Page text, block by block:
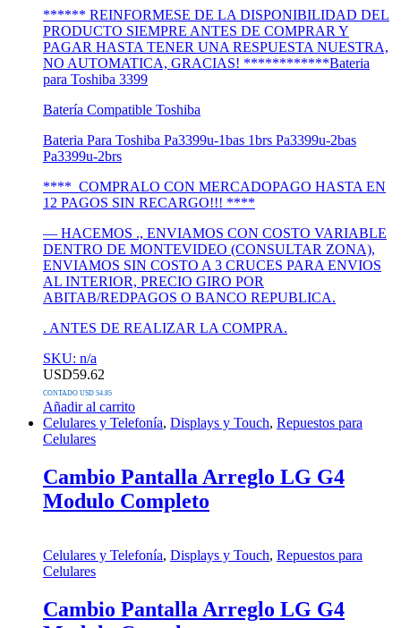
****** REINFORMESE DE LA DISPONIBILIDAD DEL
PRODUCTO SIEMPRE ANTES DE COMPRAR Y
PAGAR HASTA TENER UNA RESPUESTA NUESTRA,
NO AUTOMATICA, GRACIAS! ************Bateria
para Toshiba 3399
Batería Compatible Toshiba
Bateria Para Toshiba Pa3399u-1bas 1brs Pa3399u-2bas
Pa3399u-2brs
**** COMPRALO CON MERCADOPAGO HASTA EN
12 PAGOS SIN RECARGO!!! ****
— HACEMOS ., ENVIAMOS CON COSTO VARIABLE
DENTRO DE MONTEVIDEO (CONSULTAR ZONA),
ENVIAMOS SIN COSTO A 3 CRUCES PARA ENVIOS
AL INTERIOR, PRECIO GIRO POR
ABITAB/REDPAGOS O BANCO REPUBLICA.
. ANTES DE REALIZAR LA COMPRA.
SKU: n/a
USD59.62
CONTADO USD 54.85
Añadir al carrito
Celulares y Telefonía, Displays y Touch, Repuestos para
Celulares
Cambio Pantalla Arreglo LG G4
Modulo Completo
Celulares y Telefonía, Displays y Touch, Repuestos para
Celulares
Cambio Pantalla Arreglo LG G4